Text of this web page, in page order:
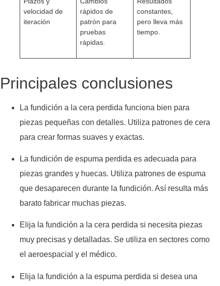
velocidad de
iteración
rápidos de
patrón para
pruebas
rápidas.
constantes,
pero lleva más
tiempo.
Principales conclusiones
La fundición a la cera perdida funciona bien para
piezas pequeñas con detalles. Utiliza patrones de cera
para crear formas suaves y exactas.
La fundición de espuma perdida es adecuada para
piezas grandes y huecas. Utiliza patrones de espuma
que desaparecen durante la fundición. Así resulta más
barato fabricar muchas piezas.
Elija la fundición a la cera perdida si necesita piezas
muy precisas y detalladas. Se utiliza en sectores como
el aeroespacial y el médico.
Elija la fundición a la espuma perdida si desea una